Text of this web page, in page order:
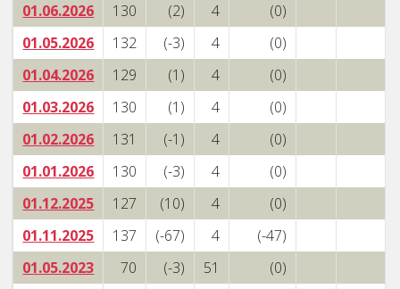
01.06.2026
130 (2) 4
(0)
01.05.2026
132 (-3) 4
(0)
01.04.2026
129 (1) 4
(0)
01.03.2026
130 (1) 4
(0)
01.02.2026
131 (-1) 4
(0)
01.01.2026
130 (-3) 4
(0)
01.12.2025
127 (10) 4
(0)
01.11.2025
137 (-67) 4
(-47)
01.05.2023
70 (-3) 51
(0)